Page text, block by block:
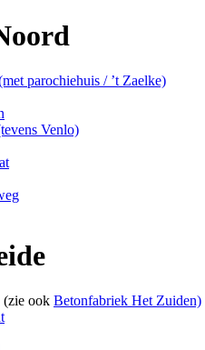
parochiehuis / ’t Zaelke)
Venlo)
(zie ook Betonfabriek Het Zuiden)